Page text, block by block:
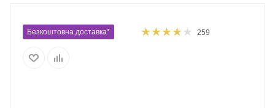
Безкоштовна доставка* 259